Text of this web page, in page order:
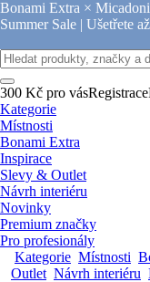
Bonami Extra ×
Summer Sale | Ušetřete
300 Kč pro vásRegistrace
Kategorie
Místnosti
Bonami Extra
Inspirace
Slevy & Outlet
Návrh interiéru
Novinky
Premium značky
Pro profesionály
Kategorie Místnosti
Outlet Návrh interiéru